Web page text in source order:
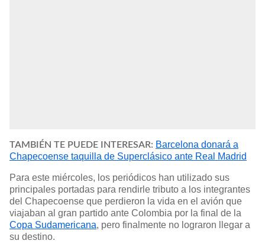
TAMBIÉN TE PUEDE INTERESAR: Barcelona donará a
Chapecoense taquilla de Superclásico ante Real Madrid
Para este miércoles, los periódicos han utilizado sus
principales portadas para rendirle tributo a los integrantes
del Chapecoense que perdieron la vida en el avión que
viajaban al gran partido ante Colombia por la final de la
Copa Sudamericana, pero finalmente no lograron llegar a
su destino.